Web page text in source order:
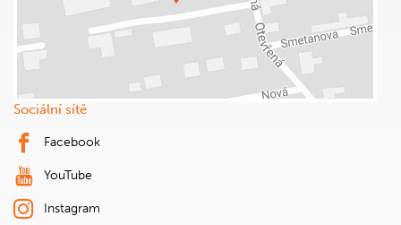
Sociální sítě
Facebook
YouTube
Instagram